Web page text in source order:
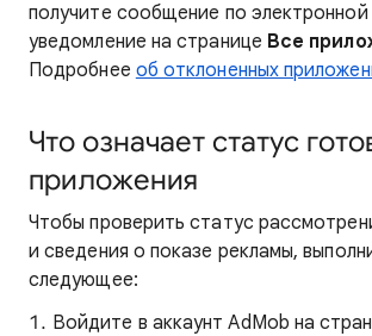
получите сообщение по электронной
уведомление на странице Все
Подробнее об отклоненных
Что означает статус
приложения
Чтобы проверить статус
и сведения о показе рекламы,
следующее:
Войдите в аккаунт AdMob на